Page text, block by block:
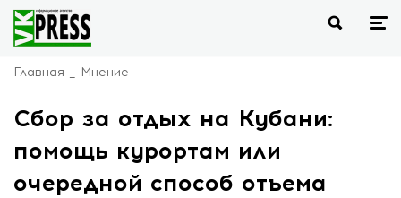
Главная Мнение
Сбор за отдых на Кубани:
помощь курортам или
очередной способ отъема